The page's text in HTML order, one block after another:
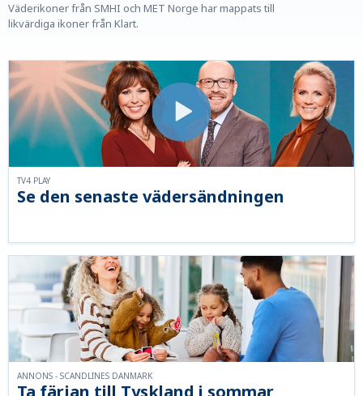
Väderikoner från SMHI och MET Norge har mappats till
likvärdiga ikoner från Klart.
Se den senaste vädersändningen
TV4 PLAY
ANNONS - SCANDLINES DANMARK